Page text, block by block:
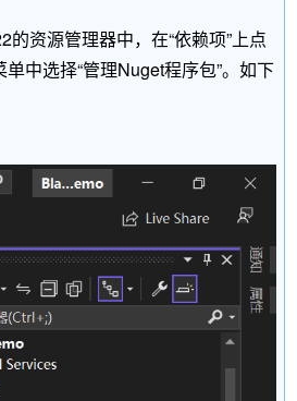
资源管理器中，在“依赖项”上点
中选择“管理Nuget程序包”。如下